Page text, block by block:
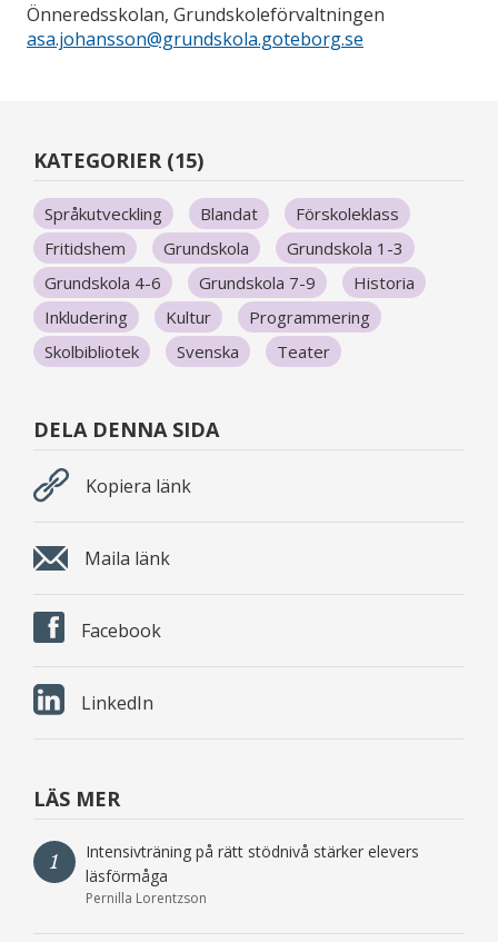
Önneredsskolan, Grundskoleförvaltningen
asa.johansson@grundskola.goteborg.se
KATEGORIER (15)
Språkutveckling Blandat
Förskoleklass
Fritidshem
Grundskola
Grundskola 1-3
Grundskola 4-6
Grundskola 7-9
Historia
Inkludering
Kultur
Programmering
Skolbibliotek
Svenska Teater
DELA DENNA SIDA
Kopiera länk
Maila länk
Facebook
LinkedIn
LÄS MER
1
Intensivträning på rätt stödnivå stärker elevers
läsförmåga
Pernilla Lorentzson